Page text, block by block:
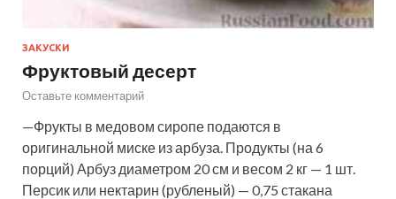
ЗАКУСКИ
Фруктовый десерт
Оставьте комментарий
—Фрукты в медовом сиропе подаются в
оригинальной миске из арбуза. Продукты (на 6
порций) Арбуз диаметром 20 см и весом 2 кг — 1 шт.
Персик или нектарин (рубленый) — 0,75 стакана